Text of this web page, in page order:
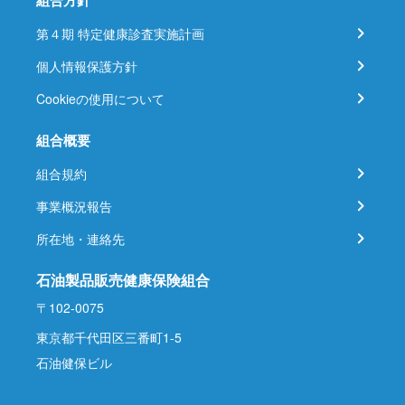
第４期 特定健康診査実施計画
個人情報保護方針
Cookieの使用について
組合概要
組合規約
事業概況報告
所在地・連絡先
石油製品販売健康保険組合
〒102-0075
東京都千代田区三番町1-5
石油健保ビル